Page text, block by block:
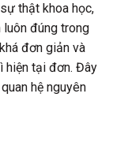
thật khoa học,
luôn đúng trong
đơn giản và
hiện tại đơn. Đây
hệ nguyên